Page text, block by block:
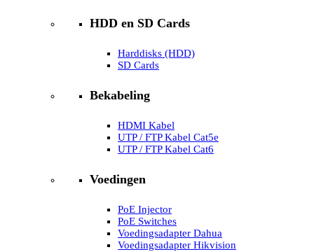
HDD en SD Cards
Harddisks (HDD)
SD Cards
Bekabeling
HDMI Kabel
UTP / FTP Kabel Cat5e
UTP / FTP Kabel Cat6
Voedingen
PoE Injector
PoE Switches
Voedingsadapter Dahua
Voedingsadapter Hikvision